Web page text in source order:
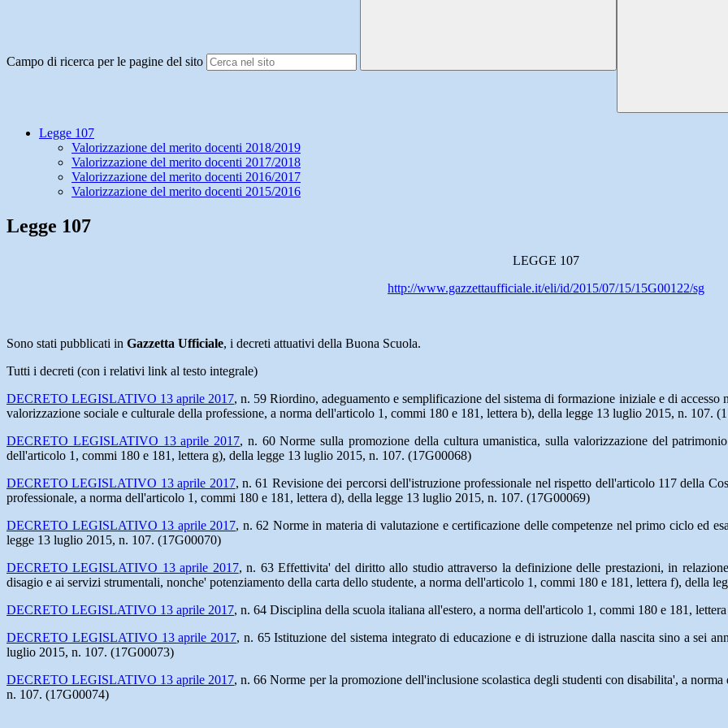
Campo di ricerca per le pagine del sito
Legge 107
Valorizzazione del merito docenti 2018/2019
Valorizzazione del merito docenti 2017/2018
Valorizzazione del merito docenti 2016/2017
Valorizzazione del merito docenti 2015/2016
Legge 107
LEGGE 107
http://www.gazzettaufficiale.it/eli/id/2015/07/15/15G00122/sg
Sono stati pubblicati in Gazzetta Ufficiale, i decreti attuativi della Buona Scuola.
Tutti i decreti (con i relativi link al testo integrale)
DECRETO LEGISLATIVO 13 aprile 2017, n. 59 Riordino, adeguamento e semplificazione del sistema di formazione iniziale e di
valorizzazione sociale e culturale della professione, a norma dell'articolo 1, commi 180 e 181, lettera b), della legge 13 luglio 2015, n. 107.
DECRETO LEGISLATIVO 13 aprile 2017, n. 60 Norme sulla promozione della cultura umanistica, sulla valorizzazione del
dell'articolo 1, commi 180 e 181, lettera g), della legge 13 luglio 2015, n. 107. (17G00068)
DECRETO LEGISLATIVO 13 aprile 2017, n. 61 Revisione dei percorsi dell'istruzione professionale nel rispetto dell'articolo 117 della
professionale, a norma dell'articolo 1, commi 180 e 181, lettera d), della legge 13 luglio 2015, n. 107. (17G00069)
DECRETO LEGISLATIVO 13 aprile 2017, n. 62 Norme in materia di valutazione e certificazione delle competenze nel primo ciclo ed
legge 13 luglio 2015, n. 107. (17G00070)
DECRETO LEGISLATIVO 13 aprile 2017, n. 63 Effettivita' del diritto allo studio attraverso la definizione delle prestazioni, in
disagio e ai servizi strumentali, nonche' potenziamento della carta dello studente, a norma dell'articolo 1, commi 180 e 181, lettera f), della
DECRETO LEGISLATIVO 13 aprile 2017, n. 64 Disciplina della scuola italiana all'estero, a norma dell'articolo 1, commi 180 e 181,
DECRETO LEGISLATIVO 13 aprile 2017, n. 65 Istituzione del sistema integrato di educazione e di istruzione dalla nascita sino a sei
luglio 2015, n. 107. (17G00073)
DECRETO LEGISLATIVO 13 aprile 2017, n. 66 Norme per la promozione dell'inclusione scolastica degli studenti con disabilita', a
n. 107. (17G00074)